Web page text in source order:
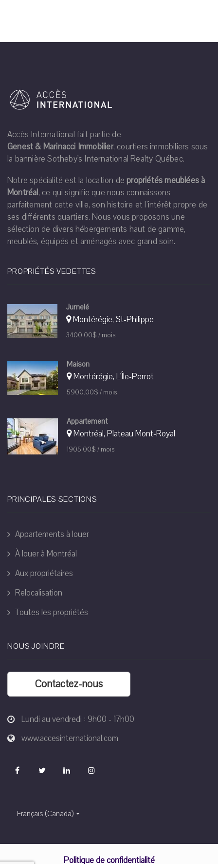
Accès International fait partie de
Genest & Marinacci Immobilier, courtiers immobiliers sous
la bannière Sotheby's International Realty Québec.
Notre spécialité est la location de propriétés meublées à
Montréal, ce qui signifie que nous connaissons
parfaitement cette ville, son histoire et l’intérêt propre de
ses différents quartiers. Nous vous proposons une
sélection de divers hébergements haut de gamme,
meublés, équipés et aménagés avec grand soin.
PROPRIÉTÉS VEDETTES
Jumelé
Montérégie, St-Philippe
3400.00$ / mois
Maison
Montérégie, L'Île-Perrot
5900.00$ / mois
Appartement
Montréal, Plateau Mont-Royal
1905.00$ / mois
PRINCIPALES SECTIONS
Appartements à louer
À louer à Montréal
Aux propriétaires
Relocalisation
Toutes les propriétés
NOUS JOINDRE
Contactez-nous
Lundi au vendredi : 9h00 - 17h00
www.accesinternational.com
Français (Canada)
Politique de confidentialité